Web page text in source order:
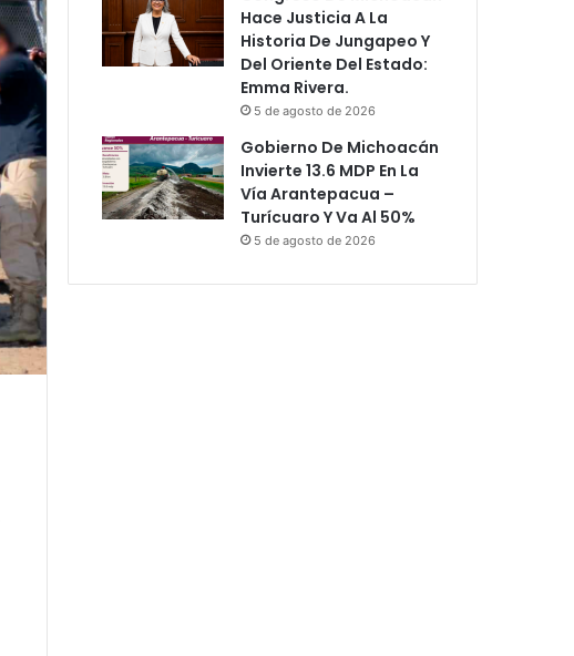
Hace Justicia A La
Historia De Jungapeo Y
Del Oriente Del Estado:
Emma Rivera.
5 de agosto de 2026
Gobierno De Michoacán
Invierte 13.6 MDP En La
Vía Arantepacua –
Turícuaro Y Va Al 50%
5 de agosto de 2026